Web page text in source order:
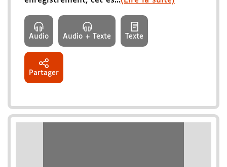
Audio Audio + Texte Texte
Partager